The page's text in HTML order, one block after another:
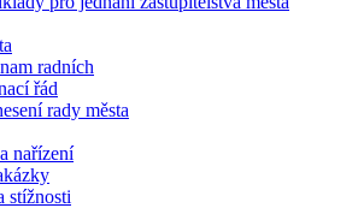
radních
řád
rady města
nařízení
stížnosti